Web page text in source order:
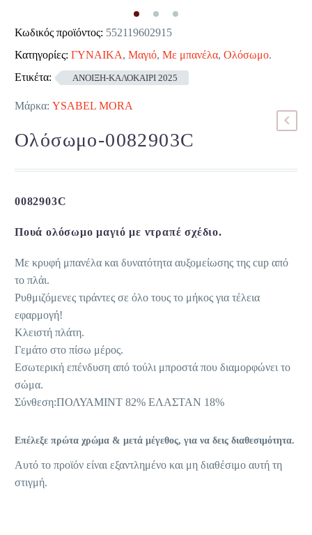
Κωδικός προϊόντος: 552119602915
Κατηγορίες: ΓΥΝΑΙΚΑ, Μαγιό, Με μπανέλα, Ολόσωμο.
Ετικέτα:
ΑΝΟΙΞΗ-ΚΑΛΟΚΑΙΡΙ 2025
Μάρκα: YSABEL MORA
Ολόσωμο-0082903C
0082903C
Πουά ολόσωμο μαγιό με ντραπέ σχέδιο.
Με κρυφή μπανέλα και δυνατότητα αυξομείωσης της cup από
το πλάι.
Ρυθμιζόμενες τιράντες σε όλο τους το μήκος για τέλεια
εφαρμογή!
Κλειστή πλάτη.
Γεμάτο στο πίσω μέρος.
Εσωτερική επένδυση από τούλι μπροστά που διαμορφώνει το
σώμα.
Σύνθεση:ΠΟΛΥΑΜΙΝΤ 82% ΕΛΑΣΤΑΝ 18%
Επέλεξε πρώτα χρώμα & μετά μέγεθος, για να δεις διαθεσιμότητα.
Αυτό το προϊόν είναι εξαντλημένο και μη διαθέσιμο αυτή τη
στιγμή.